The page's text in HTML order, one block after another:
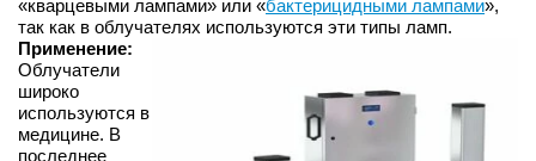
«кварцевыми лампами» или «бактерицидными лампами»,
так как в облучателях используются эти типы ламп.
Применение:
Облучатели
широко
используются в
медицине. В
последнее